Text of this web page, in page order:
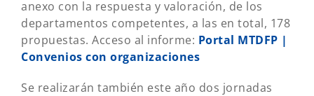
anexo con la respuesta y valoración, de los
departamentos competentes, a las en total, 178
propuestas. Acceso al informe: Portal MTDFP |
Convenios con organizaciones
Se realizarán también este año dos jornadas